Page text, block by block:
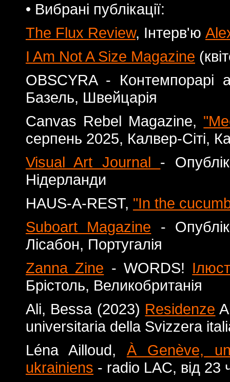
• Вибрані публікації:
The Flux Review, Інтерв'ю
I Am Not A Size Magazine
OBSCYRA - Контемпорарі
Базель, Швейцарія
Canvas Rebel Magazine,
серпень 2025, Калвер-Сіті,
Visual Art Journal -
Нідерланди
HAUS-A-REST, "In the
Suboart Magazine -
Лісабон, Португалія
Zanna Zine - WORDS!
Брістоль, Великобританія
Ali, Bessa (2023) Residenze
universitaria della Svizzera
Léna Ailloud, À Genève,
ukrainiens - radio LAC, від